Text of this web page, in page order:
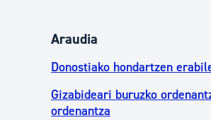
Araudia
Donostiako hondartzen
Gizabideari buruzko
ordenantza